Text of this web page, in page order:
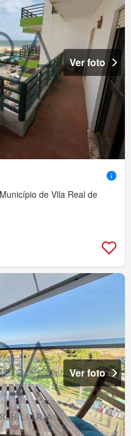
Ver foto
de Vila Real de
Ver foto